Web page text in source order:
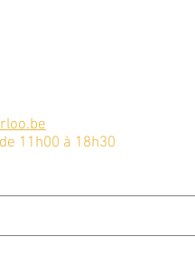
11h00 à 18h30